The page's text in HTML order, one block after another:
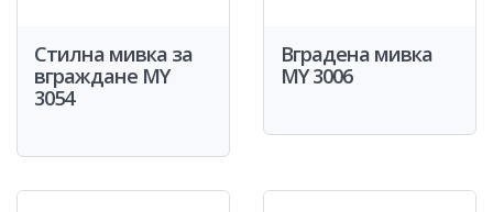
Стилна мивка за
вграждане MY
3054
Вградена мивка
MY 3006